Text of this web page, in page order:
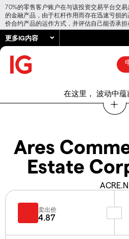
70%的零售客户账户在与该投资交易平台交
的金融产品，由于杠杆作用而存在迅速亏损
价合约产品的运作方式，并评估自己能否承担
更多IG内容
在这里， 波动中蕴
Ares
Estate
ACRE.N
卖出价
4.87